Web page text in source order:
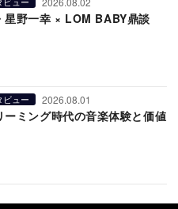
星野一幸 × LOM BABY鼎談
ビュー 2026.08.01
ーミング時代の音楽体験と価値